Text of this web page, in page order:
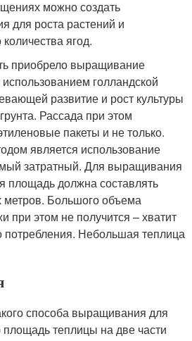
можно создать
для роста растений и
ягод.
приобрело выращивание
голландской
развитие и рост культуры
Рассада при этом
пакеты и не только.
является использование
затратный. Для выращивания
площадь должна составлять
метров. Большого объема
при этом не получится – хватит
потребления. Небольшая теплица
способа выращивания для
теплицы на две части